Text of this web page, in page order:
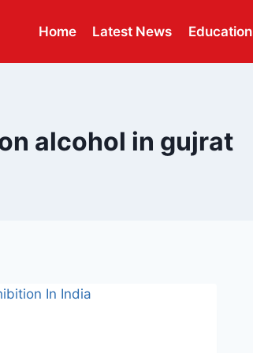
Home Latest News Education
alcohol in gujrat